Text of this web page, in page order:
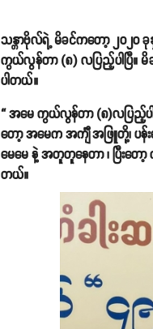
သန္တာဗိုလ်ရဲ့ မိခင်ကတော့ ၂၀၂
ကွယ်လွန်တာ (၈) လပြည့်ပါပြီ။
ပါတယ်။
“ အမေ ကွယ်လွန်တာ (၈)လပြည့်ပါ
တော့ အမေက အင်္ကျီအဖြူတို့၊ ပ
မေမေ နဲ့ အတူတူနေတာ ၊ ပြီး
တယ်။